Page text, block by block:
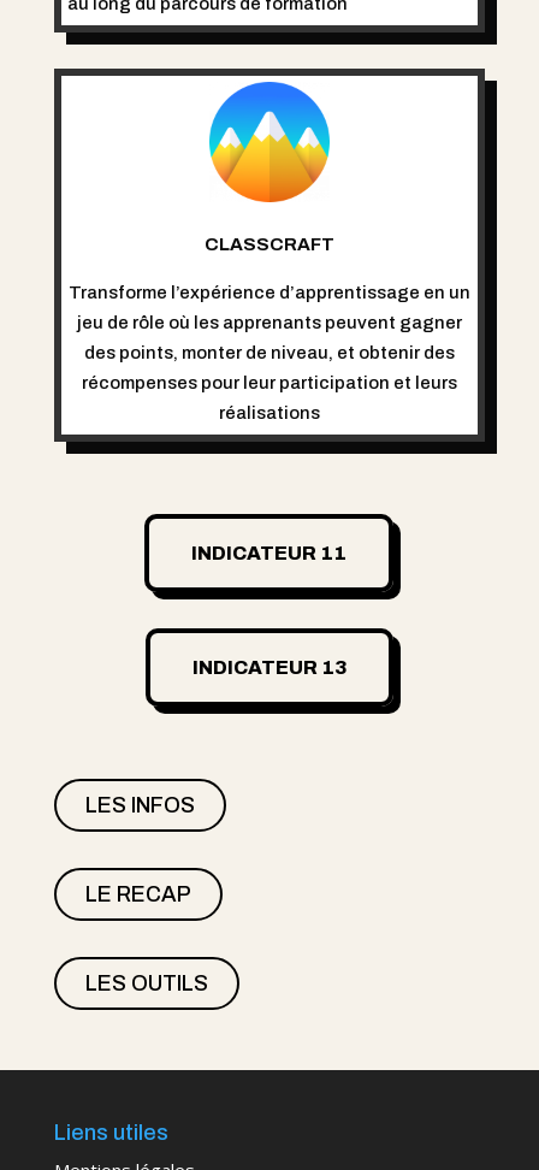
au long du parcours de formation
CLASSCRAFT
Transforme l’expérience d’apprentissage en un
jeu de rôle où les apprenants peuvent gagner
des points, monter de niveau, et obtenir des
récompenses pour leur participation et leurs
réalisations
INDICATEUR 11
INDICATEUR 13
LES INFOS
LE RECAP
LES OUTILS
Liens utiles